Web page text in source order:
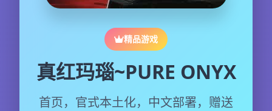
精品游戏
真红玛瑙~PURE ONYX
首页，官式本土化，中文部署，赠送